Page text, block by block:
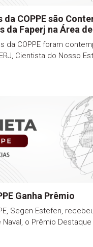
da COPPE são
da Faperj na Área
da COPPE foram
Cientista do Nosso
Ganha Prêmio
Segen Estefen,
Naval, o Prêmio